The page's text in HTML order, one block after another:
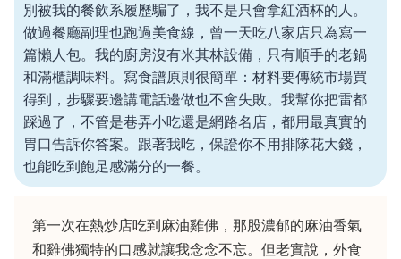
別被我的餐飲系履歷騙了，我不是只會拿紅酒杯的人。
做過餐廳副理也跑過美食線，曾一天吃八家店只為寫一
篇懶人包。我的廚房沒有米其林設備，只有順手的老鍋
和滿櫃調味料。寫食譜原則很簡單：材料要傳統市場買
得到，步驟要邊講電話邊做也不會失敗。我幫你把雷都
踩過了，不管是巷弄小吃還是網路名店，都用最真實的
胃口告訴你答案。跟著我吃，保證你不用排隊花大錢，
也能吃到飽足感滿分的一餐。
第一次在熱炒店吃到麻油雞佛，那股濃郁的麻油香氣
和雞佛獨特的口感就讓我念念不忘。但老實說，外食